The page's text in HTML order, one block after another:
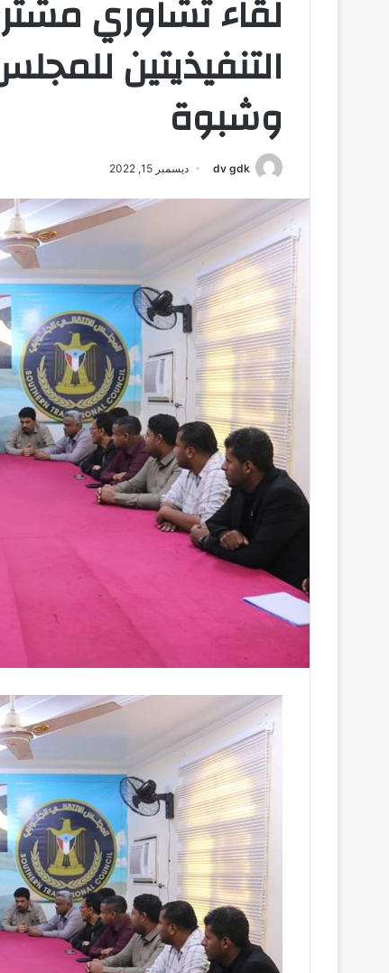
لقاء تشاوري
التنفيذيتين
وشبوة
dv gdk ديسمبر 15, 2022